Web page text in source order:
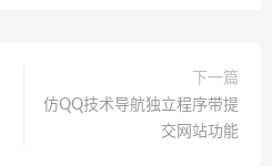
下一篇
仿QQ技术导航独立程序带提
交网站功能